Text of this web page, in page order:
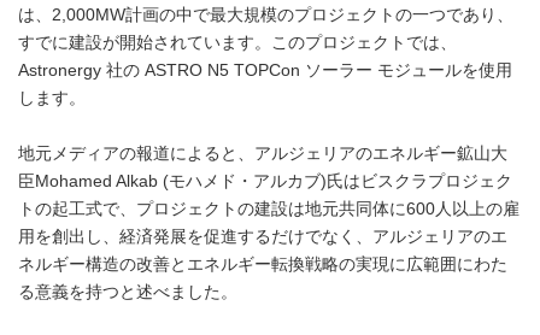
は、2,000MW計画の中で最大規模のプロジェクトの一つであり、
すでに建設が開始されています。このプロジェクトでは、
Astronergy 社の ASTRO N5 TOPCon ソーラー モジュールを使用
します。
地元メディアの報道によると、アルジェリアのエネルギー鉱山大
臣Mohamed Alkab (モハメド・アルカブ)氏はビスクラプロジェク
トの起工式で、プロジェクトの建設は地元共同体に600人以上の雇
用を創出し、経済発展を促進するだけでなく、アルジェリアのエ
ネルギー構造の改善とエネルギー転換戦略の実現に広範囲にわた
る意義を持つと述べました。